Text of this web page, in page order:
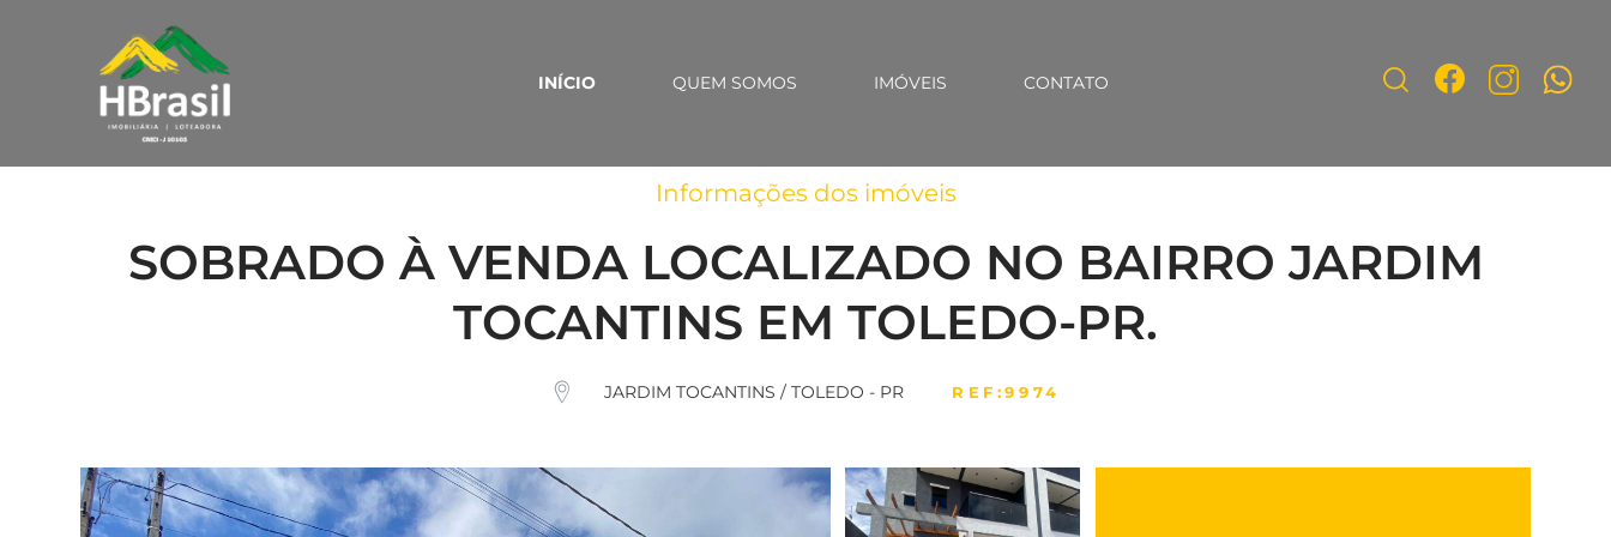
INÍCIO QUEM SOMOS IMÓVEIS CONTATO
Informações dos imóveis
SOBRADO À VENDA LOCALIZADO NO BAIRRO JARDIM
TOCANTINS EM TOLEDO-PR.
JARDIM TOCANTINS / TOLEDO - PR REF:9974